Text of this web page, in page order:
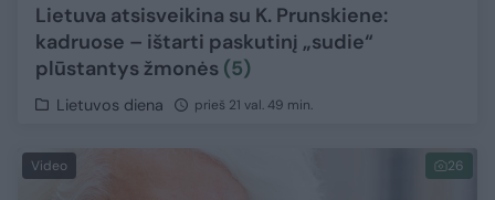
Lietuva atsisveikina su K. Prunskiene:
kadruose – ištarti paskutinį „sudie“
plūstantys žmonės (5)
Lietuvos diena prieš 21 val. 49 min.
Video 26